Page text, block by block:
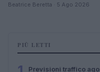
Beatrice Beretta · 5 Ago 2026
PIÙ LETTI
Previsioni traffico